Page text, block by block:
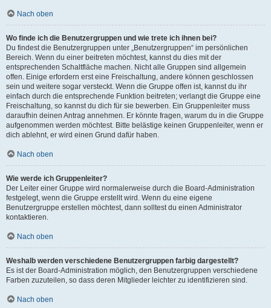
Nach oben
Wo finde ich die Benutzergruppen und wie trete ich ihnen bei?
Du findest die Benutzergruppen unter „Benutzergruppen“ im persönlichen
Bereich. Wenn du einer beitreten möchtest, kannst du dies mit der
entsprechenden Schaltfläche machen. Nicht alle Gruppen sind allgemein
offen. Einige erfordern erst eine Freischaltung, andere können geschlossen
sein und weitere sogar versteckt. Wenn die Gruppe offen ist, kannst du ihr
einfach durch die entsprechende Funktion beitreten; verlangt die Gruppe eine
Freischaltung, so kannst du dich für sie bewerben. Ein Gruppenleiter muss
daraufhin deinen Antrag annehmen. Er könnte fragen, warum du in die Gruppe
aufgenommen werden möchtest. Bitte belästige keinen Gruppenleiter, wenn er
dich ablehnt, er wird einen Grund dafür haben.
Nach oben
Wie werde ich Gruppenleiter?
Der Leiter einer Gruppe wird normalerweise durch die Board-Administration
festgelegt, wenn die Gruppe erstellt wird. Wenn du eine eigene
Benutzergruppe erstellen möchtest, dann solltest du einen Administrator
kontaktieren.
Nach oben
Weshalb werden verschiedene Benutzergruppen farbig dargestellt?
Es ist der Board-Administration möglich, den Benutzergruppen verschiedene
Farben zuzuteilen, so dass deren Mitglieder leichter zu identifizieren sind.
Nach oben